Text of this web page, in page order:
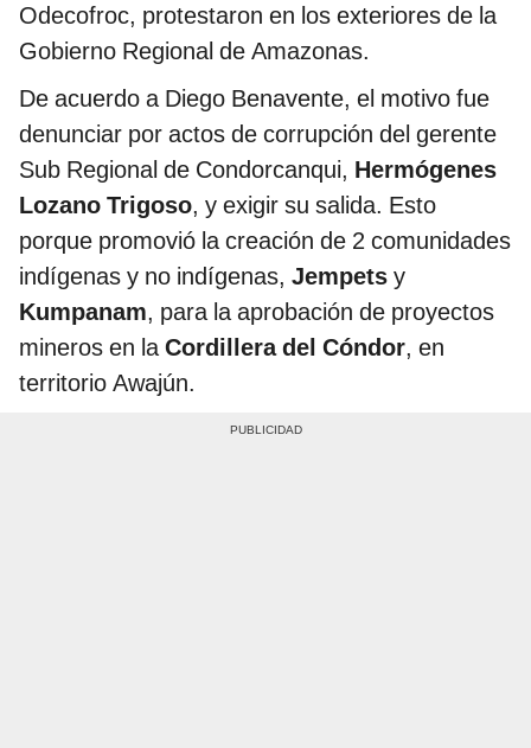
Odecofroc, protestaron en los exteriores de la
Gobierno Regional de Amazonas.
De acuerdo a Diego Benavente, el motivo fue
denunciar por actos de corrupción del gerente
Sub Regional de Condorcanqui, Hermógenes
Lozano Trigoso, y exigir su salida. Esto
porque promovió la creación de 2 comunidades
indígenas y no indígenas, Jempets y
Kumpanam, para la aprobación de proyectos
mineros en laCordillera del Cóndor, en
territorio Awajún.